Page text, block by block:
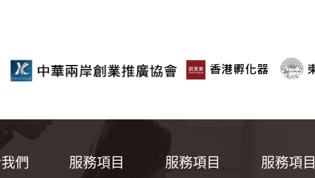
們 服務項目 服務項目 服務項目